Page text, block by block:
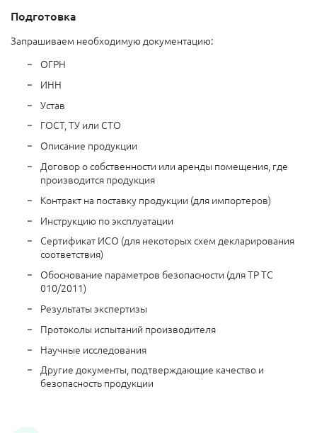
Подготовка
Запрашиваем необходимую документацию:
ОГРН
ИНН
Устав
ГОСТ, ТУ или СТО
Описание продукции
Договор о собственности или аренды помещения, где
производится продукция
Контракт на поставку продукции (для импортеров)
Инструкцию по эксплуатации
Сертификат ИСО (для некоторых схем декларирования
соответствия)
Обоснование параметров безопасности (для ТР ТС
010/2011)
Результаты экспертизы
Протоколы испытаний производителя
Научные исследования
Другие документы, подтверждающие качество и
безопасность продукции